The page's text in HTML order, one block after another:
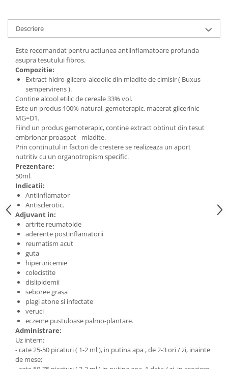
Imunitate
Memorie
Produse sanatate sexuala
Produse pentru Ea
Potenta barbati
Produse pentru sportivi
Proteine
Suplimente fitness
Batoane proteice
Pentru antrenament
Mama si copilul
Produse pentru copii
Sarcina si alaptare
Sucuri
Produse instant
Paste
Snacksuri
Superalimente
Atelierul de cafea si ceaiuri
Cafea
Ceaiuri simple
Ceaiuri medicinale compuse
Ceaiuri Maté
Cafea verde
Ulei de Cocos
Ulei de cocos de uz alimentar
Ulei de cocos de uz cosmetic
Alte produse din Cocos
Descriere
Este recomandat pentru actiunea antiinflamatoare profunda
asupra tesutului fibros.
Compozitie:
Extract hidro-glicero-alcoolic din mladite de cimisir ( Buxus
sempervirens ).
Contine alcool etilic de cereale 33% vol.
Este un produs 100% natural, gemoterapic, macerat glicerinic
MG=D1.
Fiind un produs gemoterapic, contine extract obtinut din tesut
embrionar proaspat - mladite.
Prin continutul in factori de crestere se realizeaza un aport
nutritiv cu un organotropism specific.
Prezentare:
50ml.
Indicatii:
Antiinflamator
Antisclerotic.
Adjuvant in:
artrite reumatoide
aderente postinflamatorii
reumatism acut
guta
hiperuricemie
colecistite
dislipidemii
seboree grasa
plagi atone si infectate
veruci
eczeme pustuloase palmo-plantare.
Administrare:
Uz intern:
- cate 25-50 picaturi ( 1-2 ml ), in putina apa , de 2-3 ori / zi, inainte
de mese;